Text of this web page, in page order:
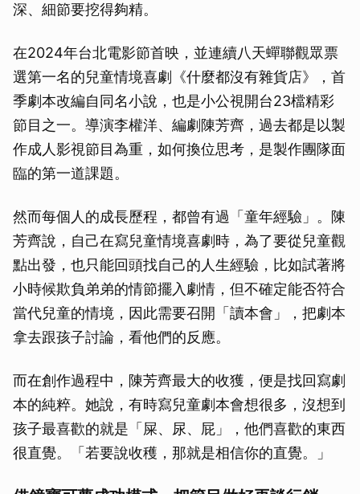
深、細節要挖得夠精。
在2024年台北電影節首映，並連續八天蟬聯觀眾票
選第一名的兒童情境喜劇《什麼都沒有雜貨店》，首
季劇本改編自同名小說，也是小公視開台23檔精彩
節目之一。導演李權洋、編劇陳芳齊，過去都是以製
作成人影視節目為重，如何換位思考，是製作團隊面
臨的第一道課題。
然而每個人的成長歷程，都曾有過「童年經驗」。陳
芳齊說，自己在寫兒童情境喜劇時，為了要從兒童觀
點出發，也只能回頭找自己的人生經驗，比如試著將
小時候欺負弟弟的情節擺入劇情，但不確定能否符合
當代兒童的情境，因此需要召開「讀本會」，把劇本
拿去跟孩子討論，看他們的反應。
而在創作過程中，陳芳齊最大的收獲，便是找回寫劇
本的純粹。她說，有時寫兒童劇本會想很多，沒想到
孩子最喜歡的就是「屎、尿、屁」，他們喜歡的東西
很直覺。「若要說收穫，那就是相信你的直覺。」